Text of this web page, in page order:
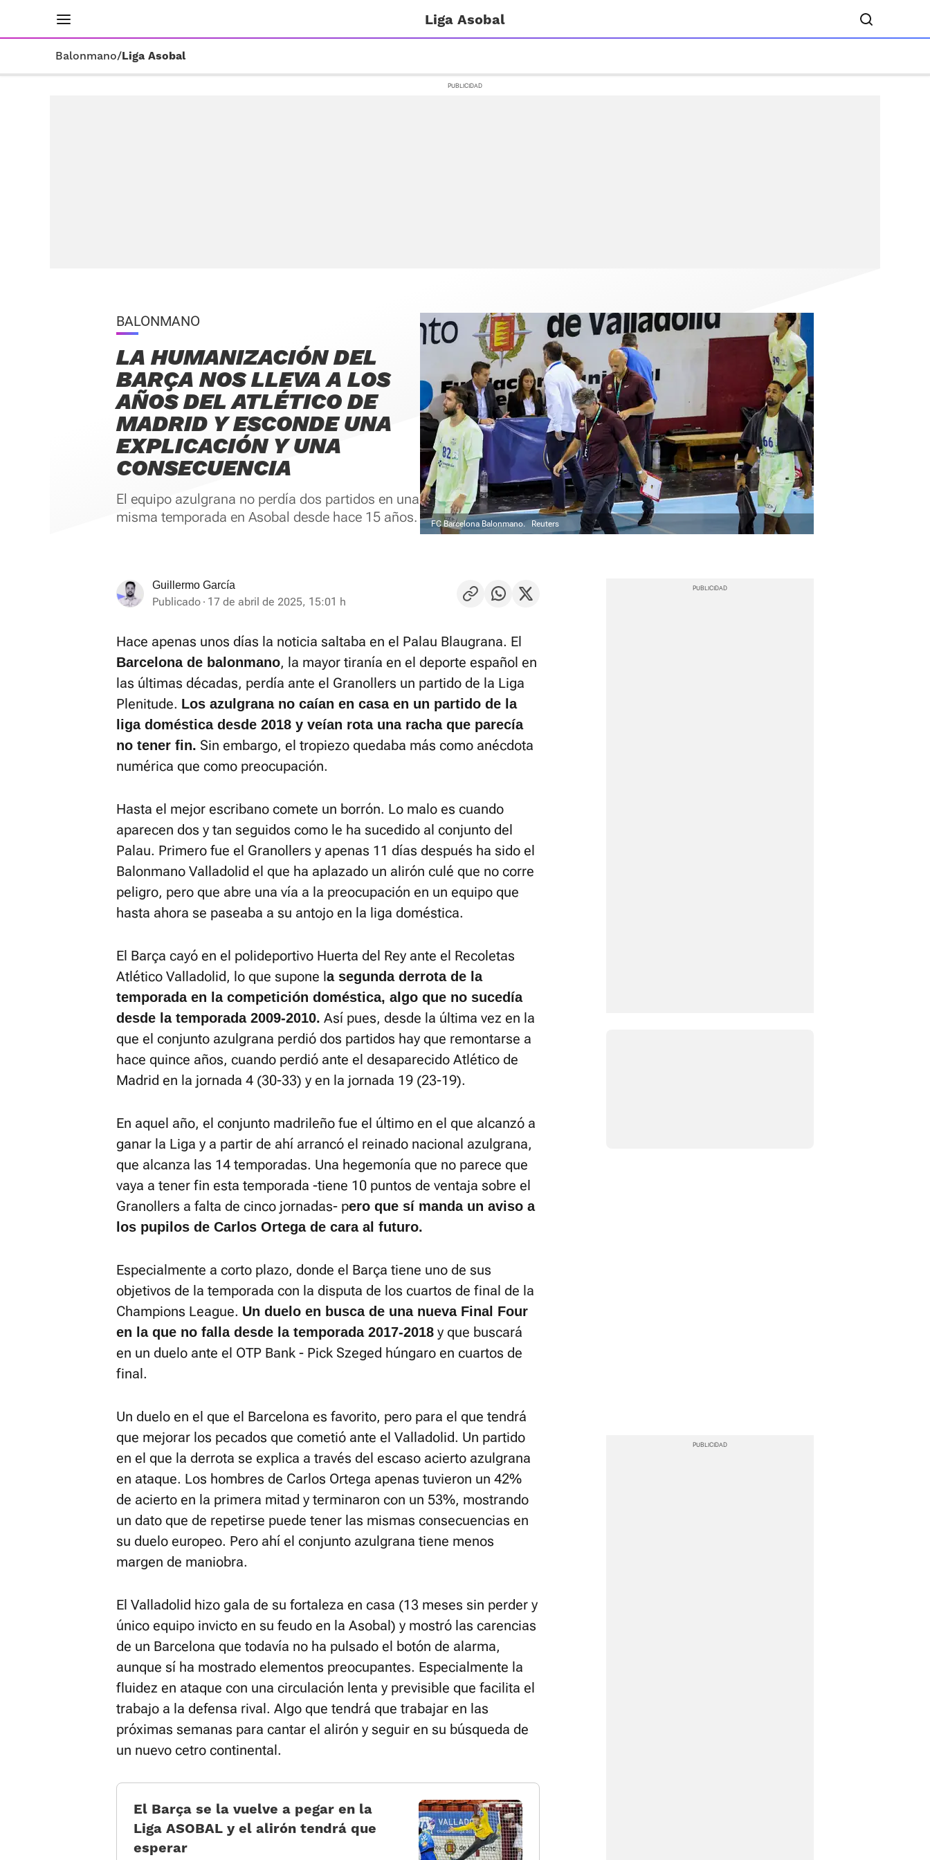
Liga Asobal
Balonmano/Liga Asobal
BALONMANO
LA HUMANIZACIÓN DEL
BARÇA NOS LLEVA A LOS
AÑOS DEL ATLÉTICO DE
MADRID Y ESCONDE UNA
EXPLICACIÓN Y UNA
CONSECUENCIA
El equipo azulgrana no perdía dos partidos en una
misma temporada en Asobal desde hace 15 años.
FC Barcelona Balonmano. Reuters
Guillermo García
Publicado 17 de abril de 2025, 15:01 h
Hace apenas unos días la noticia saltaba en el Palau Blaugrana. El
Barcelona de balonmano, la mayor tiranía en el deporte español en
las últimas décadas, perdía ante el Granollers un partido de la Liga
Plenitude. Los azulgrana no caían en casa en un partido de la
liga doméstica desde 2018 y veían rota una racha que parecía
no tener fin. Sin embargo, el tropiezo quedaba más como anécdota
numérica que como preocupación.
Hasta el mejor escribano comete un borrón. Lo malo es cuando
aparecen dos y tan seguidos como le ha sucedido al conjunto del
Palau. Primero fue el Granollers y apenas 11 días después ha sido el
Balonmano Valladolid el que ha aplazado un alirón culé que no corre
peligro, pero que abre una vía a la preocupación en un equipo que
hasta ahora se paseaba a su antojo en la liga doméstica.
El Barça cayó en el polideportivo Huerta del Rey ante el Recoletas
Atlético Valladolid, lo que supone la segunda derrota de la
temporada en la competición doméstica, algo que no sucedía
desde la temporada 2009-2010. Así pues, desde la última vez en la
que el conjunto azulgrana perdió dos partidos hay que remontarse a
hace quince años, cuando perdió ante el desaparecido Atlético de
Madrid en la jornada 4 (30-33) y en la jornada 19 (23-19).
En aquel año, el conjunto madrileño fue el último en el que alcanzó a
ganar la Liga y a partir de ahí arrancó el reinado nacional azulgrana,
que alcanza las 14 temporadas. Una hegemonía que no parece que
vaya a tener fin esta temporada -tiene 10 puntos de ventaja sobre el
Granollers a falta de cinco jornadas- pero que sí manda un aviso a
los pupilos de Carlos Ortega de cara al futuro.
Especialmente a corto plazo, donde el Barça tiene uno de sus
objetivos de la temporada con la disputa de los cuartos de final de la
Champions League. Un duelo en busca de una nueva Final Four
en la que no falla desde la temporada 2017-2018 y que buscará
en un duelo ante el OTP Bank - Pick Szeged húngaro en cuartos de
final.
Un duelo en el que el Barcelona es favorito, pero para el que tendrá
que mejorar los pecados que cometió ante el Valladolid. Un partido
en el que la derrota se explica a través del escaso acierto azulgrana
en ataque. Los hombres de Carlos Ortega apenas tuvieron un 42%
de acierto en la primera mitad y terminaron con un 53%, mostrando
un dato que de repetirse puede tener las mismas consecuencias en
su duelo europeo. Pero ahí el conjunto azulgrana tiene menos
margen de maniobra.
El Valladolid hizo gala de su fortaleza en casa (13 meses sin perder y
único equipo invicto en su feudo en la Asobal) y mostró las carencias
de un Barcelona que todavía no ha pulsado el botón de alarma,
aunque sí ha mostrado elementos preocupantes. Especialmente la
fluidez en ataque con una circulación lenta y previsible que facilita el
trabajo a la defensa rival. Algo que tendrá que trabajar en las
próximas semanas para cantar el alirón y seguir en su búsqueda de
un nuevo cetro continental.
El Barça se la vuelve a pegar en la
Liga ASOBAL y el alirón tendrá que
esperar